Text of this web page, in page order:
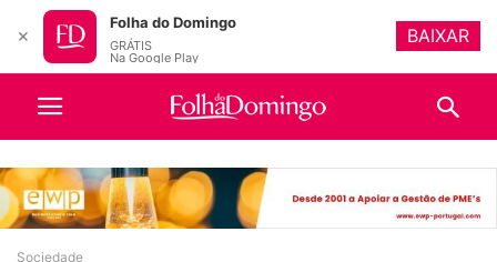
Sociedade
✕
Folha do Domingo
GRÁTIS
Na Google Play
BAIXAR